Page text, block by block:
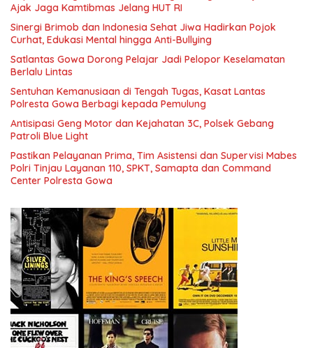
Ajak Jaga Kamtibmas Jelang HUT RI
Sinergi Brimob dan Indonesia Sehat Jiwa Hadirkan Pojok
Curhat, Edukasi Mental hingga Anti-Bullying
Satlantas Gowa Dorong Pelajar Jadi Pelopor Keselamatan
Berlalu Lintas
Sentuhan Kemanusiaan di Tengah Tugas, Kasat Lantas
Polresta Gowa Berbagi kepada Pemulung
Antisipasi Geng Motor dan Kejahatan 3C, Polsek Gebang
Patroli Blue Light
Pastikan Pelayanan Prima, Tim Asistensi dan Supervisi Mabes
Polri Tinjau Layanan 110, SPKT, Samapta dan Command
Center Polresta Gowa